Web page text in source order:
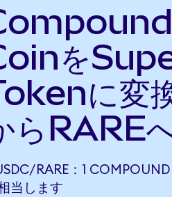
を
に変
らRAREへ
RARE：1
当します